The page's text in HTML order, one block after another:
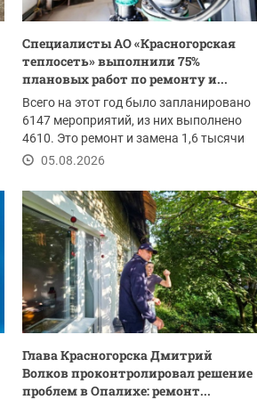
Специалисты АО «Красногорская
теплосеть» выполнили 75%
плановых работ по ремонту и...
Всего на этот год было запланировано
6147 мероприятий, из них выполнено
4610. Это ремонт и замена 1,6 тысячи
погонных...
05.08.2026
Глава Красногорска Дмитрий
Волков проконтролировал решение
проблем в Опалихе: ремонт...